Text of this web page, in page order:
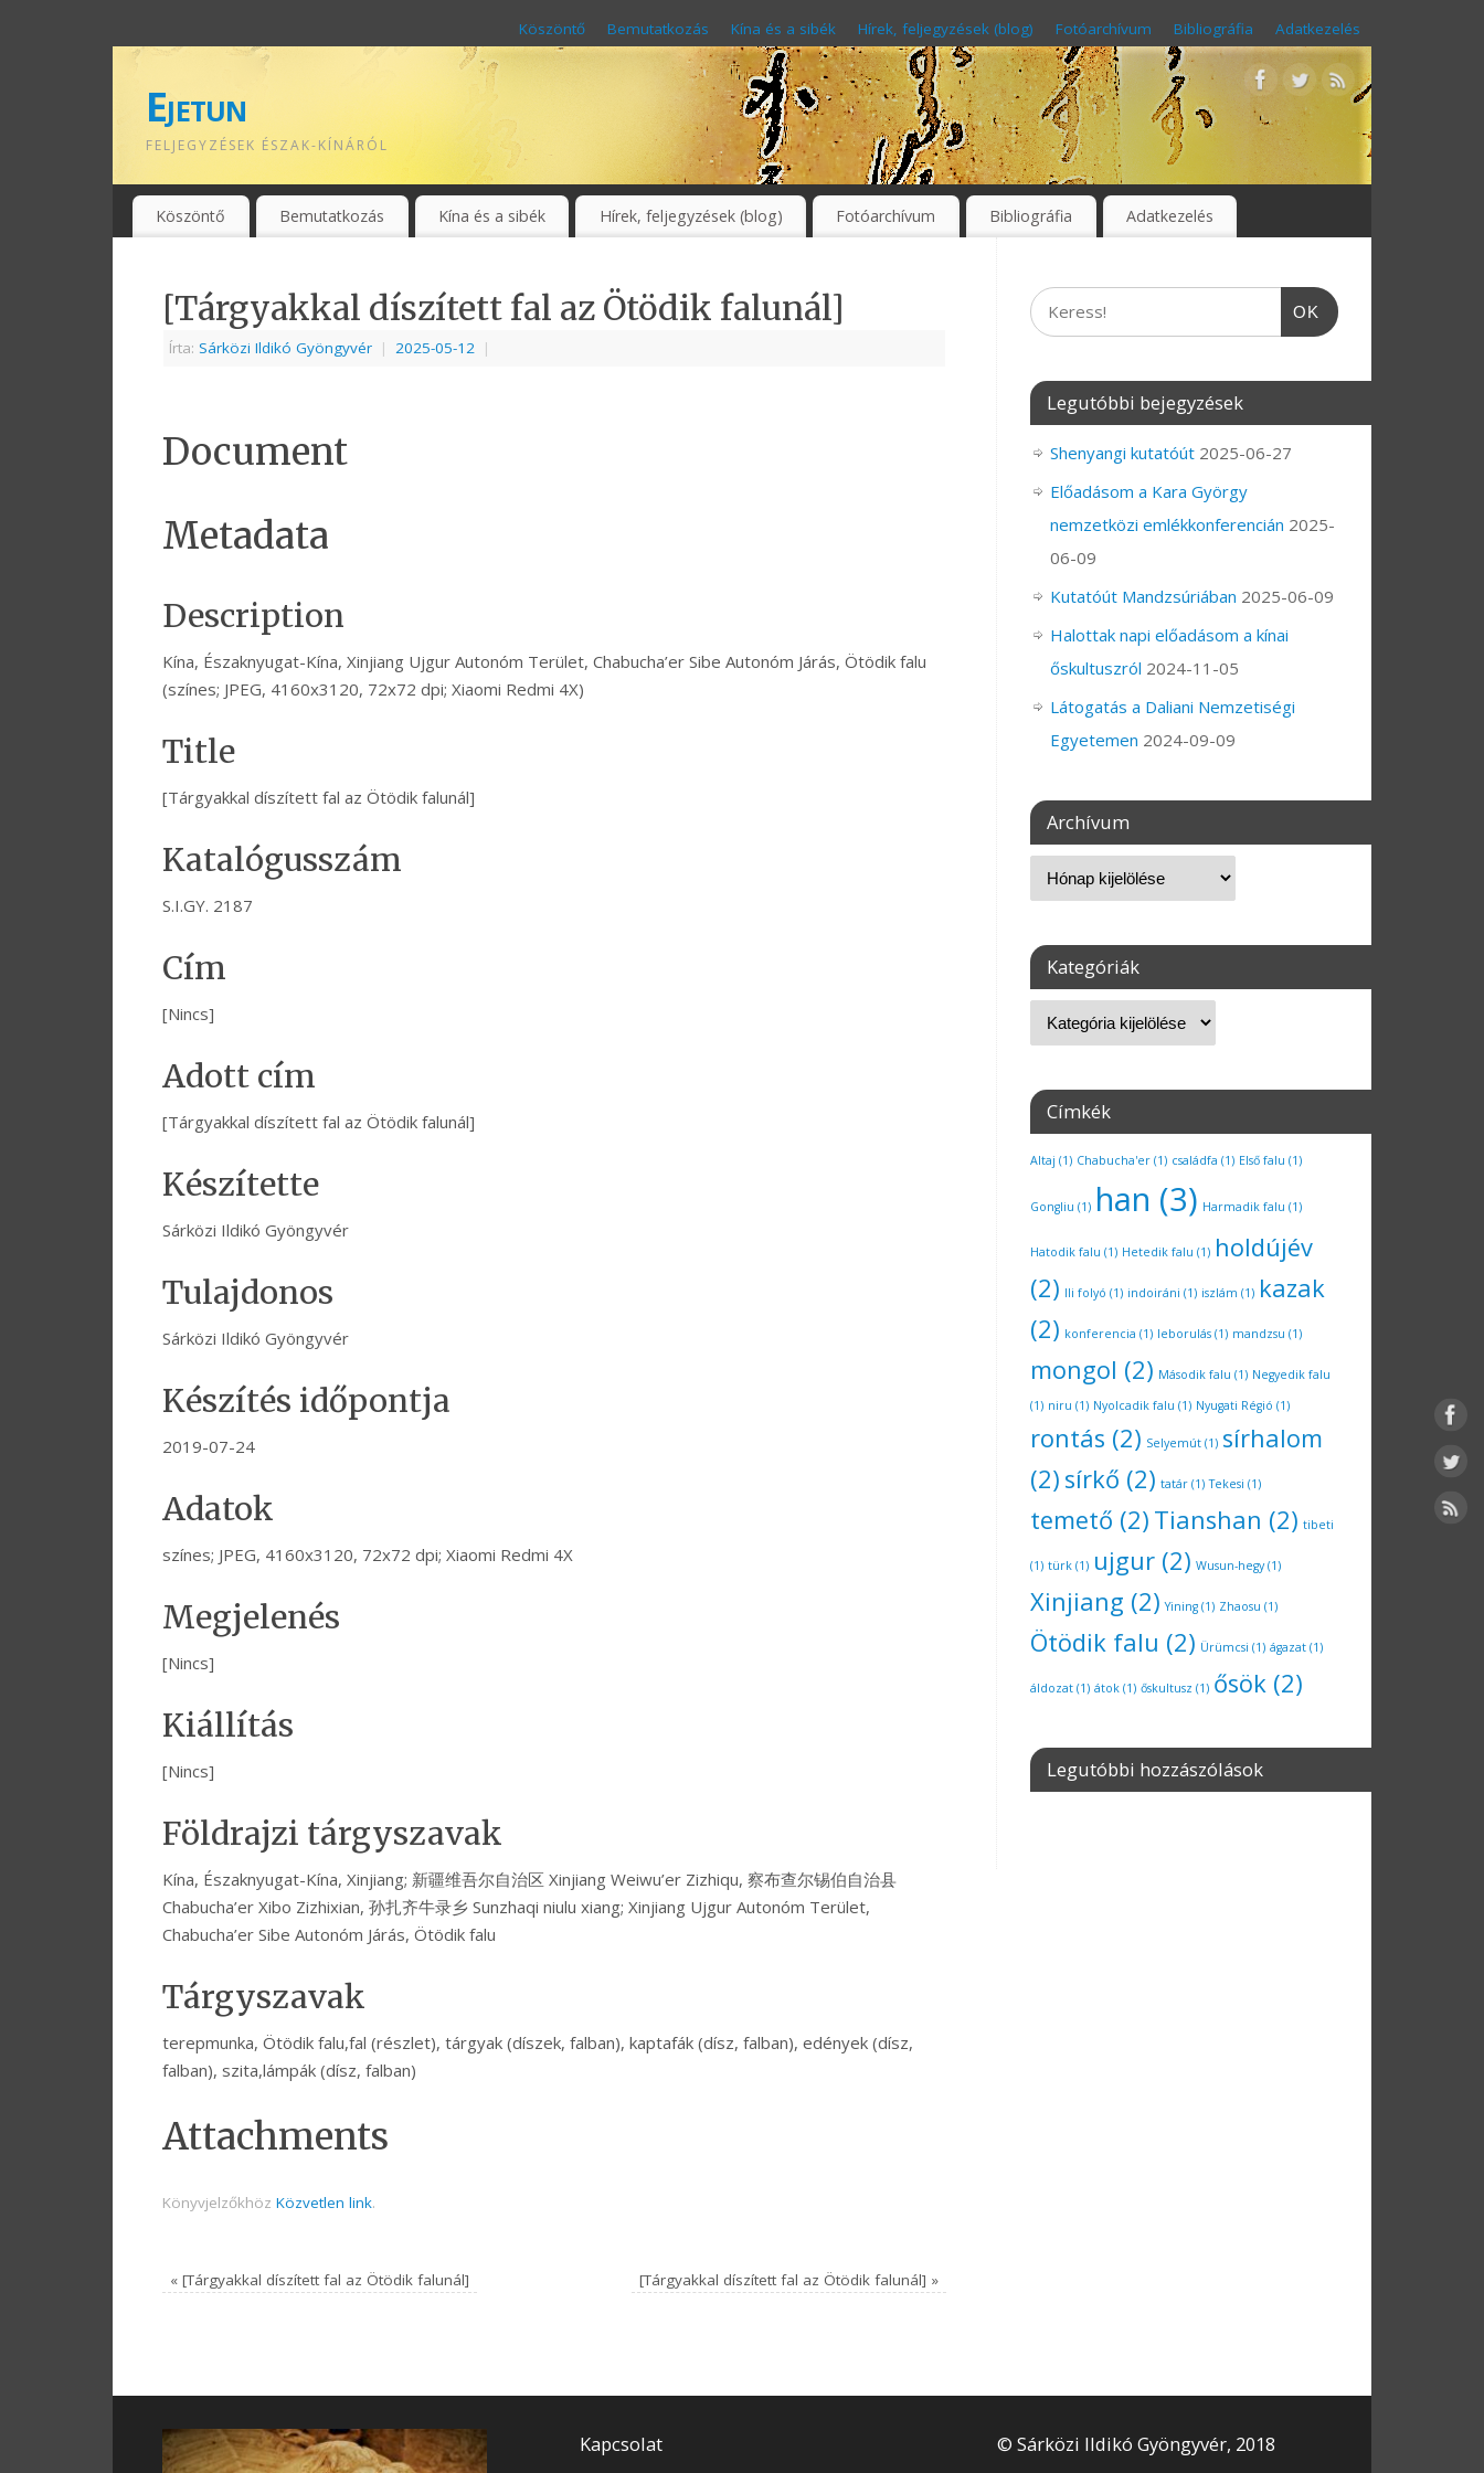
Köszöntő Bemutatkozás Kína és a sibék Hírek, feljegyzések (blog) Fotóarchívum Bibliográfia Adatkezelés
Ejetun
FELJEGYZÉSEK ÉSZAK-KÍNÁRÓL
Köszöntő Bemutatkozás Kína és a sibék Hírek, feljegyzések (blog) Fotóarchívum Bibliográfia Adatkezelés
[Tárgyakkal díszített fal az Ötödik falunál]
Írta: Sárközi Ildikó Gyöngyvér | 2025-05-12 |
Document
Metadata
Description
Kína, Északnyugat-Kína, Xinjiang Ujgur Autonóm Terület, Chabucha’er Sibe Autonóm Járás, Ötödik falu
(színes; JPEG, 4160x3120, 72x72 dpi; Xiaomi Redmi 4X)
Title
[Tárgyakkal díszített fal az Ötödik falunál]
Katalógusszám
S.I.GY. 2187
Cím
[Nincs]
Adott cím
[Tárgyakkal díszített fal az Ötödik falunál]
Készítette
Sárközi Ildikó Gyöngyvér
Tulajdonos
Sárközi Ildikó Gyöngyvér
Készítés időpontja
2019-07-24
Adatok
színes; JPEG, 4160x3120, 72x72 dpi; Xiaomi Redmi 4X
Megjelenés
[Nincs]
Kiállítás
[Nincs]
Földrajzi tárgyszavak
Kína, Északnyugat-Kína, Xinjiang; 新疆维吾尔自治区 Xinjiang Weiwu’er Zizhiqu, 察布查尔锡伯自治县
Chabucha’er Xibo Zizhixian, 孙扎齐牛录乡 Sunzhaqi niulu xiang; Xinjiang Ujgur Autonóm Terület,
Chabucha’er Sibe Autonóm Járás, Ötödik falu
Tárgyszavak
terepmunka, Ötödik falu,fal (részlet), tárgyak (díszek, falban), kaptafák (dísz, falban), edények (dísz,
falban), szita,lámpák (dísz, falban)
Attachments
Könyvjelzőkhöz Közvetlen link.
« [Tárgyakkal díszített fal az Ötödik falunál] [Tárgyakkal díszített fal az Ötödik falunál] »
OK
Legutóbbi bejegyzések
Shenyangi kutatóút 2025-06-27
Előadásom a Kara György
nemzetközi emlékkonferencián 2025-
06-09
Kutatóút Mandzsúriában 2025-06-09
Halottak napi előadásom a kínai
őskultuszról 2024-11-05
Látogatás a Daliani Nemzetiségi
Egyetemen 2024-09-09
Archívum
Kategóriák
Címkék
Altaj (1) Chabucha'er (1) családfa (1) Első falu (1)
Gongliu (1) han (3) Harmadik falu (1)
Hatodik falu (1) Hetedik falu (1) holdújév
(2) Ili folyó (1) indoiráni (1) iszlám (1) kazak
(2) konferencia (1) leborulás (1) mandzsu (1)
mongol (2) Második falu (1) Negyedik falu
(1) niru (1) Nyolcadik falu (1) Nyugati Régió (1)
rontás (2) Selyemút (1) sírhalom
(2) sírkő (2) tatár (1) Tekesi (1)
temető (2) Tianshan (2) tibeti
(1) türk (1) ujgur (2) Wusun-hegy(1)
Xinjiang (2) Yining (1) Zhaosu (1)
Ötödik falu (2) Ürümcsi (1) ágazat (1)
áldozat (1) átok (1) őskultusz (1) ősök (2)
Legutóbbi hozzászólások
Kapcsolat © Sárközi Ildikó Gyöngyvér, 2018